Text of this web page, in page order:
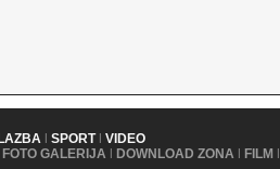
| SPORT | VIDEO
FOTO GALERIJA | DOWNLOAD ZONA | FILM |